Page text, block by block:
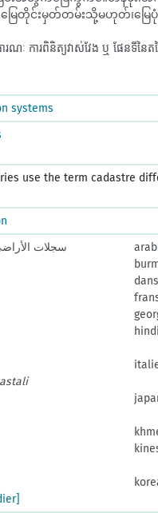
ြေတိုင်းမှတ်တမ်းသို့မဟုတ်၊မြေ
ណៈ ការពិនិត្យវាស់វែង ឬ ផែនទីនៃតម្
systems
use the term cadastre
سجلات
hindi